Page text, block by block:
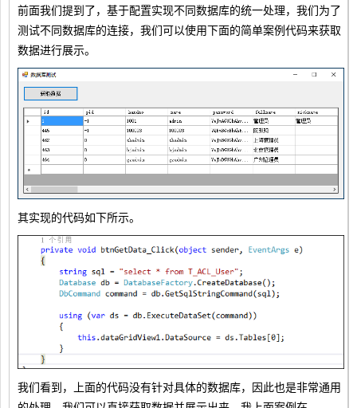
前面我们提到了，基于配置实现不同数据库的统一处理，我们为了
测试不同数据库的连接，我们可以使用下面的简单案例代码来获取
数据进行展示。
其实现的代码如下所示。
我们看到，上面的代码没有针对具体的数据库，因此也是非常通用